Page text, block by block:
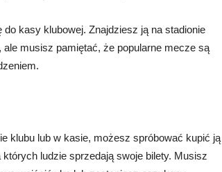
kasy klubowej. Znajdziesz ją na stadionie
musisz pamiętać, że popularne mecze są
klubu lub w kasie, możesz spróbować kupić ją
ludzie sprzedają swoje bilety. Musisz